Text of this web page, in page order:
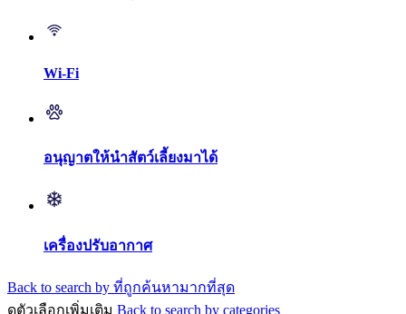
Wi-Fi
อนุญาตให้นำสัตว์เลี้ยงมาได้
เครื่องปรับอากาศ
Back to search by ที่ถูกค้นหามากที่สุด
ดูตัวเลือกเพิ่มเติม Back to search by categories